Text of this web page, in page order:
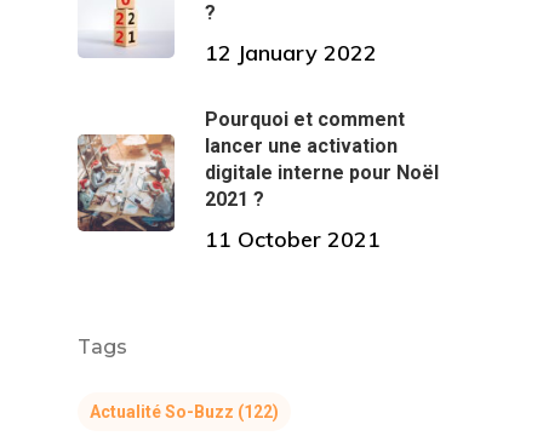
?
12 January 2022
Pourquoi et comment
lancer une activation
digitale interne pour Noël
2021 ?
11 October 2021
Tags
Actualité So-Buzz (122)